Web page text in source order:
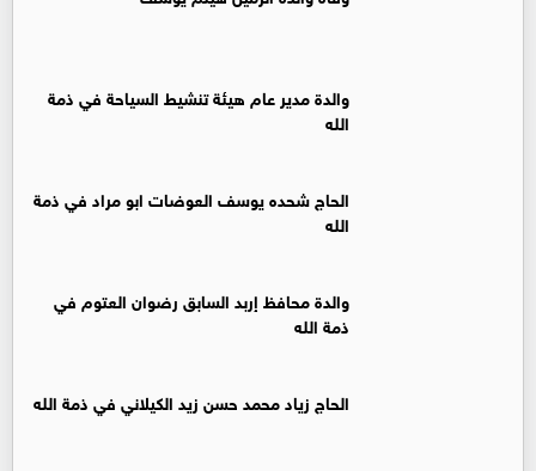
والدة مدير عام هيئة تنشيط السياحة في ذمة
الله
الحاج شحده يوسف العوضات ابو مراد في ذمة
الله
والدة محافظ إربد السابق رضوان العتوم في
ذمة الله
الحاج زياد محمد حسن زيد الكيلاني في ذمة الله